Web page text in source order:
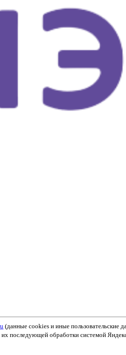
(данные cookies и иные пользовательские
последующей обработки системой